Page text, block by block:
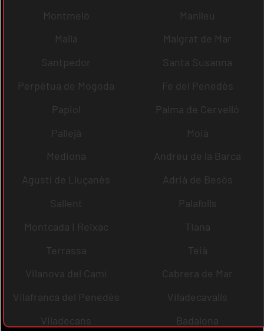
Montmeló
Manlleu
Malla
Malgrat de Mar
Santpedor
Santa Susanna
Perpètua de Mogoda
Fe del Penedès
Papiol
Palma de Cervelló
Pallejà
Moià
Mediona
Andreu de la Barca
Agustí de Lluçanès
Adrià de Besòs
Sallent
Palafolls
Montcada i Reixac
Tiana
Terrassa
Teià
Vilanova del Camí
Cabrera de Mar
Vilafranca del Penedès
Viladecavalls
Viladecans
Badalona